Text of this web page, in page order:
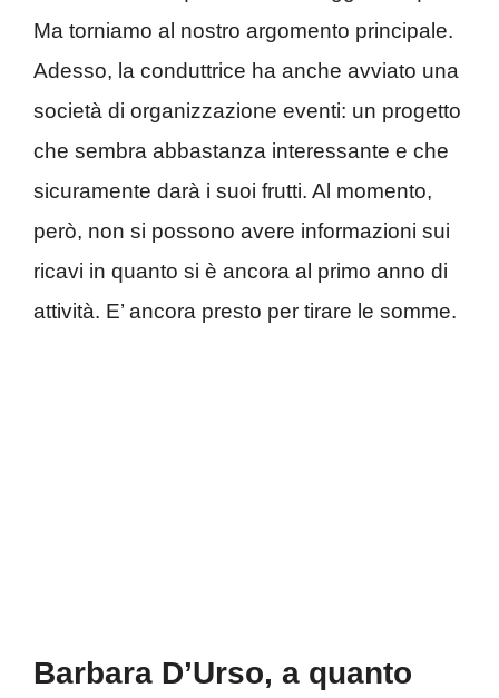
Ma torniamo al nostro argomento principale.
Adesso, la conduttrice ha anche avviato una
società di organizzazione eventi: un progetto
che sembra abbastanza interessante e che
sicuramente darà i suoi frutti. Al momento,
però, non si possono avere informazioni sui
ricavi in quanto si è ancora al primo anno di
attività. E’ ancora presto per tirare le somme.
Barbara D’Urso, a quanto